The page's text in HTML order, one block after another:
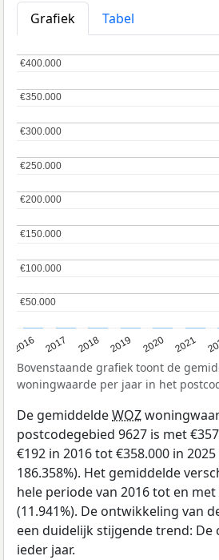
Grafiek
Tabel
2016 2017 2018 2019 2020 2021
€50.000
€50.000
€100.000
€100.000
€150.000
€150.000
€200.000
€200.000
€250.000
€250.000
€300.000
€300.000
€350.000
€350.000
€400.000
€400.000
Bovenstaande grafiek toont de
woningwaarde per jaar in het
De gemiddeldeWOZ
postcodegebied 9627 is met
€192 in 2016 tot €358.000 in
186.358%). Het gemiddelde
hele periode van 2016 tot en met
(11.941%). De ontwikkeling van
een duidelijk stijgende trend: De
ieder jaar.